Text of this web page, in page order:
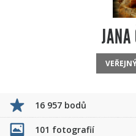
Měli jste
JANA
16 957 bodů
101 fotografií